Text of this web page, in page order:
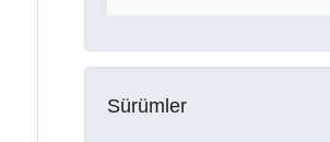
Sürümler